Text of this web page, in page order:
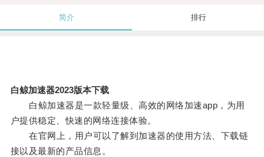
简介 排行
白鲸加速器2023版本下载
白鲸加速器是一款轻量级、高效的网络加速app，为用
户提供稳定、快速的网络连接体验。
在官网上，用户可以了解到加速器的使用方法、下载链
接以及最新的产品信息。